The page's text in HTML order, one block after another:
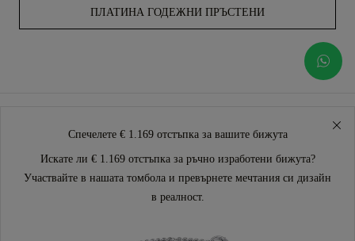
ПЛАТИНА ГОДЕЖНИ ПРЪСТЕНИ
Спечелете € 1.169 отстъпка за вашите бижута
Искате ли € 1.169 отстъпка за ръчно изработени бижута?
Участвайте в нашата томбола и превърнете мечтания си дизайн
в реалност.